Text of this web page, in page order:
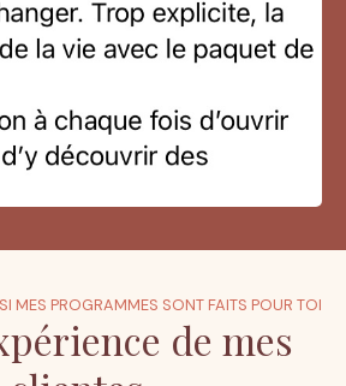
MES PROGRAMMES SONT FAITS POUR TOI
de mes